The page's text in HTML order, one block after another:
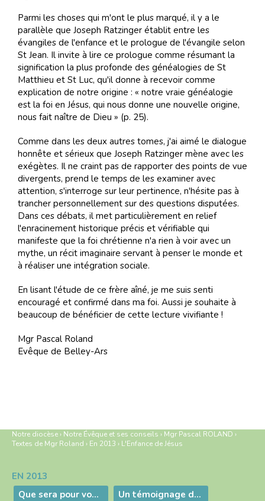
Parmi les choses qui m'ont le plus marqué, il y a le
parallèle que Joseph Ratzinger établit entre les
évangiles de l'enfance et le prologue de l'évangile selon
St Jean. Il invite à lire ce prologue comme résumant la
signification la plus profonde des généalogies de St
Matthieu et St Luc, qu'il donne à recevoir comme
explication de notre origine : « notre vraie généalogie
est la foi en Jésus, qui nous donne une nouvelle origine,
nous fait naître de Dieu » (p. 25).
Comme dans les deux autres tomes, j'ai aimé le dialogue
honnête et sérieux que Joseph Ratzinger mène avec les
exégètes. Il ne craint pas de rapporter des points de vue
divergents, prend le temps de les examiner avec
attention, s'interroge sur leur pertinence, n'hésite pas à
trancher personnellement sur des questions disputées.
Dans ces débats, il met particulièrement en relief
l'enracinement historique précis et vérifiable qui
manifeste que la foi chrétienne n'a rien à voir avec un
mythe, un récit imaginaire servant à penser le monde et
à réaliser une intégration sociale.
En lisant l'étude de ce frère aîné, je me suis senti
encouragé et confirmé dans ma foi. Aussi je souhaite à
beaucoup de bénéficier de cette lecture vivifiante !
Mgr Pascal Roland
Evêque de Belley-Ars
Notre diocèse › Notre Évêque et ses conseils › Mgr Pascal ROLAND ›
Textes de Mgr Roland › En 2013 › L'Enfance de Jésus
Navigation
EN 2013
Que sera pour vous la fête de Noël ?
Un témoignage de vie capital